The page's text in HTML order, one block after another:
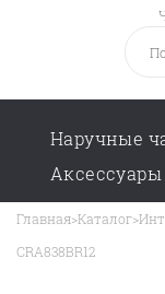
Наручные
Аксессуары
Главная>Каталог>
CRA838BR12